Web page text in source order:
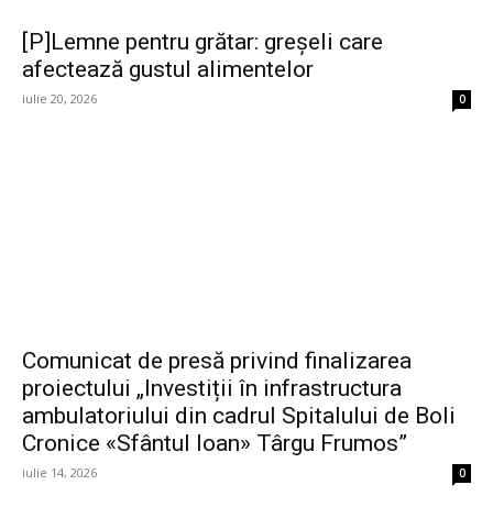
[P]Lemne pentru grătar: greșeli care
afectează gustul alimentelor
iulie 20, 2026 0
Comunicat de presă privind finalizarea
proiectului „Investiții în infrastructura
ambulatoriului din cadrul Spitalului de Boli
Cronice «Sfântul Ioan» Târgu Frumos”
iulie 14, 2026 0